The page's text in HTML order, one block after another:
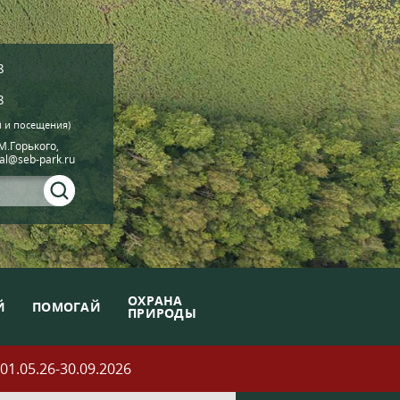
и посещения)
park.ru
ПОМОГАЙ ОХРАНА
ПРИРОДЫ
30.09.2026